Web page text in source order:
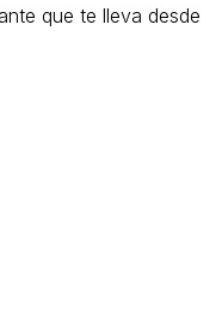
que te lleva desde